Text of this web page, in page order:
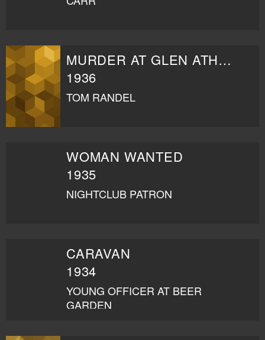
MURDER AT GLEN ATHOL
1936
TOM RANDEL
WOMAN WANTED
1935
NIGHTCLUB PATRON
CARAVAN
1934
YOUNG OFFICER AT BEER
GARDEN